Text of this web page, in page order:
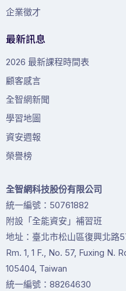
企業徵才
最新訊息
2026 最新課程時間表
顧客感言
全智網新聞
學習地圖
資安週報
榮譽榜
全智網科技股份有限公司
統一編號：50761882
附設「全能資安」補習班
地址：臺北市松山區復興北路
Rm. 1, 1 F., No. 57, Fuxing N.
105404, Taiwan
統一編號：88264630